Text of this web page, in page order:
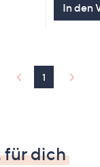
In den
1
für dich